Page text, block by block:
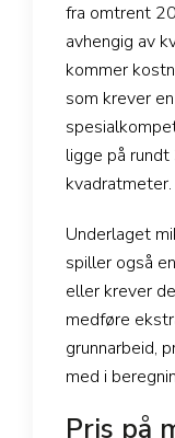
fra omtrent
avhengig av
kommer
som krever
ligge på
kvadratmeter.
Underlaget
spiller også
eller krever
medføre
grunnarbeid,
med i
Pris på